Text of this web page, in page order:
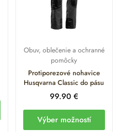
Obuv, oblečenie a ochranné
pomôcky
Protiporezové nohavice
Husqvarna Classic do pásu
99.90 €
Výber možností